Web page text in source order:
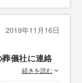
2019年11月16日
儀社に連絡
続きを読む